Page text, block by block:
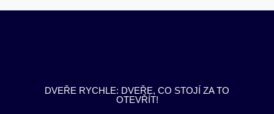
DVEŘE RYCHLE: DVEŘE, CO STOJÍ ZA TO
OTEVŘÍT!